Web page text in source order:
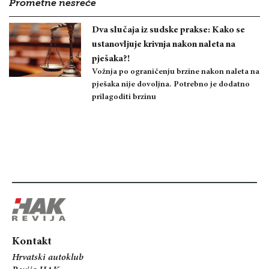
Prometne nesreće
Dva slučaja iz sudske prakse: Kako se
ustanovljuje krivnja nakon naleta na
pješaka?!
Vožnja po ograničenju brzine nakon naleta na
pješaka nije dovoljna. Potrebno je dodatno
prilagoditi brzinu
Kontakt
Hrvatski autoklub